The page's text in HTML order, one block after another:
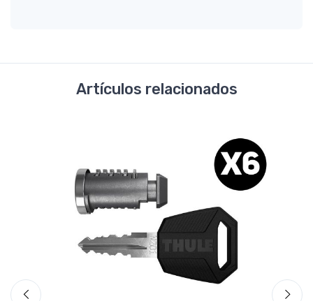
Artículos relacionados